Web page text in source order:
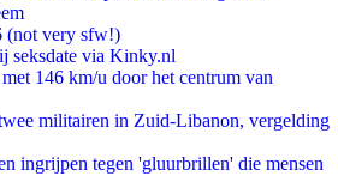
(not very sfw!)
seksdate via Kinky.nl
146 km/u door het centrum van
militairen in Zuid-Libanon, vergelding
ingrijpen tegen 'gluurbrillen' die mensen